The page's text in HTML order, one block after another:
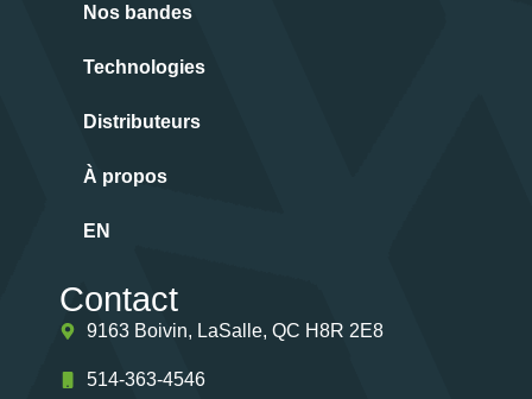
Nos bandes
Technologies
Distributeurs
À propos
EN
Contact
9163 Boivin, LaSalle, QC H8R 2E8
514-363-4546